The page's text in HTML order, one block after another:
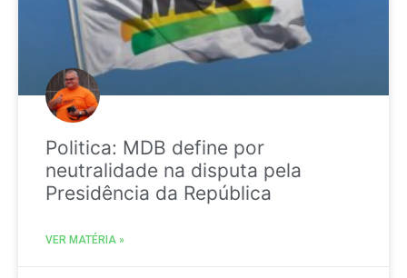
Politica: MDB define por
neutralidade na disputa pela
Presidência da República
VER MATÉRIA »